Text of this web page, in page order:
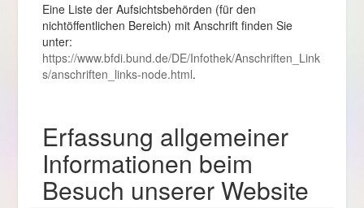
Eine Liste der Aufsichtsbehörden (für den
nichtöffentlichen Bereich) mit Anschrift finden Sie
unter:
https://www.bfdi.bund.de/DE/Infothek/Anschriften_Link
s/anschriften_links-node.html.
Erfassung allgemeiner
Informationen beim
Besuch unserer Website